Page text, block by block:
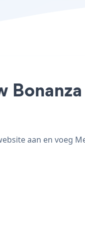
aan en voeg